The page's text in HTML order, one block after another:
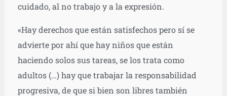
cuidado, al no trabajo y a la expresión.
«Hay derechos que están satisfechos pero sí se
advierte por ahí que hay niños que están
haciendo solos sus tareas, se los trata como
adultos (…) hay que trabajar la responsabilidad
progresiva, de que si bien son libres también